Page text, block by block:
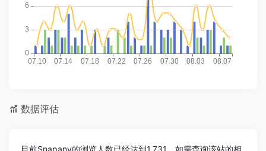
数据评估
目前Snapany的浏览人数已经达到1,731，如需查询该站的相